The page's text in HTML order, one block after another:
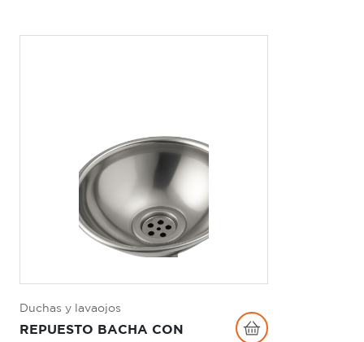
Duchas y lavaojos
REPUESTO BACHA CON